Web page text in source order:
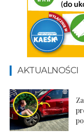
AKTUALNOŚCI